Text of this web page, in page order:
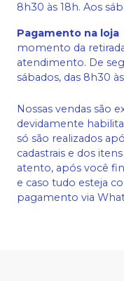
8h30 às 18h. Aos
Pagamento na loja
momento da
atendimento. De
sábados, das 8h30
Nossas vendas são
devidamente
só são realizados
cadastrais e dos
atento, após você
e caso tudo esteja
pagamento via